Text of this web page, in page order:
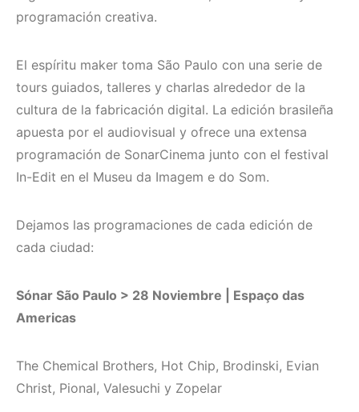
programación creativa.
El espíritu maker toma São Paulo con una serie de
tours guiados, talleres y charlas alrededor de la
cultura de la fabricación digital. La edición brasileña
apuesta por el audiovisual y ofrece una extensa
programación de SonarCinema junto con el festival
In-Edit en el Museu da Imagem e do Som.
Dejamos las programaciones de cada edición de
cada ciudad:
Sónar São Paulo > 28 Noviembre | Espaço das
Americas
The Chemical Brothers, Hot Chip, Brodinski, Evian
Christ, Pional, Valesuchi y Zopelar